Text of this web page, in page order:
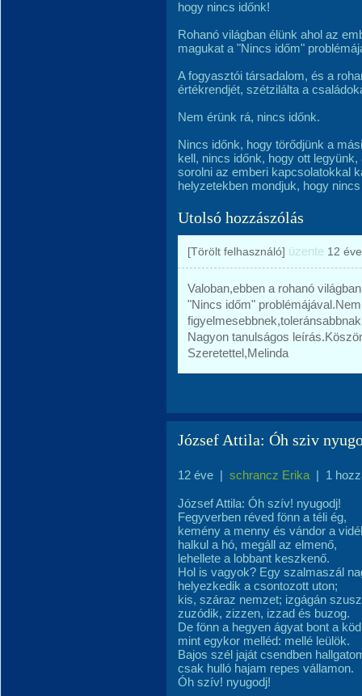
hogy nincs időnk!
Rohanó világban élünk ahol az
magukat a "Nincs időm"
A fogyasztói társadalom, és a
értékrendjét, szétzilálta a
Nem érünk rá, nincs időnk.
Nincs időnk, hogy törődjünk a
kell, nincs időnk, hogy ott
sorolni az emberi kapcsolatokkal
helyzetekben mondjuk, hogy
Utolsó hozzászólás
[Törölt felhasználó] üzente 12 éve
Valoban,ebben a rohanó
"Nincs időm"
Nagyon tanulságos
Szeretettel,Melinda
József Attila: Óh sziv
12 éve | schrancz Erika | 1
József Attila: Óh szív! nyugodj!
Fegyverben réved fönn a téli ég,
kemény a menny és vándor a
halkul a hó, megáll az elmenő,
lehellete a lobbant keszkenő.
Hol is vagyok? Egy szalmaszál
helyezkedik a csontozott uton;
kis, száraz nemzet; izgágán
zuzódik, zizzen, izzad és buzog.
De fönn a hegyen ágyat bont a
mint egykor melléd: mellé leülök.
Bajos szél jaját csendben
csak hulló hajam repes vállamon.
Óh szív! nyugodj!